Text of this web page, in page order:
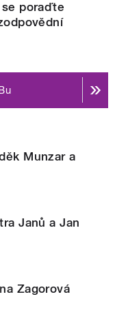
poraďte
Munzar a
Janů a Jan
Zagorová